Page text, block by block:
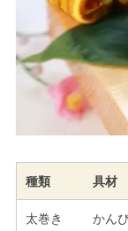
種類 具材
太巻き かん